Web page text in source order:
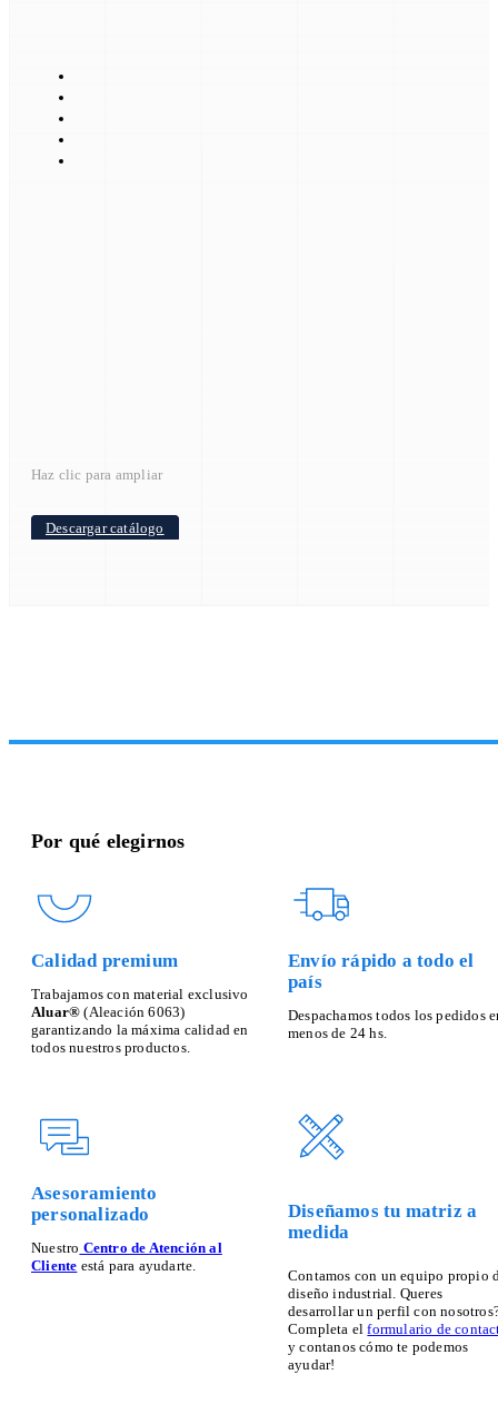
Haz clic para ampliar
Descargar catálogo
Por qué elegirnos
Calidad premium
Trabajamos con material exclusivo
Aluar® (Aleación 6063)
garantizando la máxima calidad en
todos nuestros productos.
Envío rápido a todo el
país
Despachamos todos los pedidos
menos de 24 hs.
Asesoramiento
personalizado
Nuestro Centro de Atención al
Cliente está para ayudarte.
Diseñamos tu matriz a
medida
Contamos con un equipo propio
diseño industrial. Queres
desarrollar un perfil con
Completa elformulario de
y contanos cómo te podemos
ayudar!